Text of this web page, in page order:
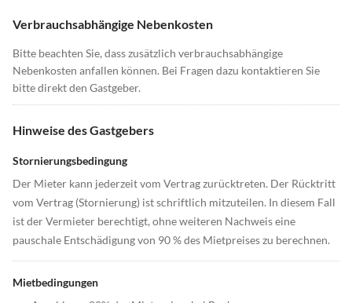
Verbrauchsabhängige Nebenkosten
Bitte beachten Sie, dass zusätzlich verbrauchsabhängige
Nebenkosten anfallen können. Bei Fragen dazu kontaktieren Sie
bitte direkt den Gastgeber.
Hinweise des Gastgebers
Stornierungsbedingung
Der Mieter kann jederzeit vom Vertrag zurücktreten. Der Rücktritt
vom Vertrag (Stornierung) ist schriftlich mitzuteilen. In diesem Fall
ist der Vermieter berechtigt, ohne weiteren Nachweis eine
pauschale Entschädigung von 90 % des Mietpreises zu berechnen.
Mietbedingungen